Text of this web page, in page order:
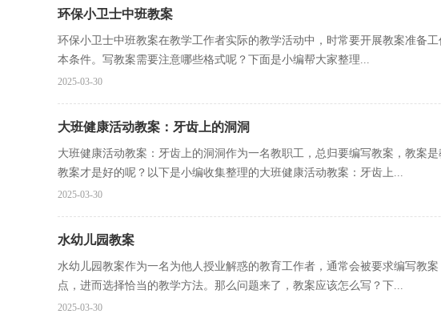
环保小卫士中班教案
环保小卫士中班教案在教学工作者实际的教学活动中，时常要开展教案准备
本条件。写教案需要注意哪些格式呢？下面是小编帮大家整理...
2025-03-30
大班健康活动教案：牙齿上的洞洞
大班健康活动教案：牙齿上的洞洞作为一名教职工，总归要编写教案，教案
教案才是好的呢？以下是小编收集整理的大班健康活动教案：牙齿上...
2025-03-30
水幼儿园教案
水幼儿园教案作为一名为他人授业解惑的教育工作者，通常会被要求编写教
点，进而选择恰当的教学方法。那么问题来了，教案应该怎么写？下...
2025-03-30